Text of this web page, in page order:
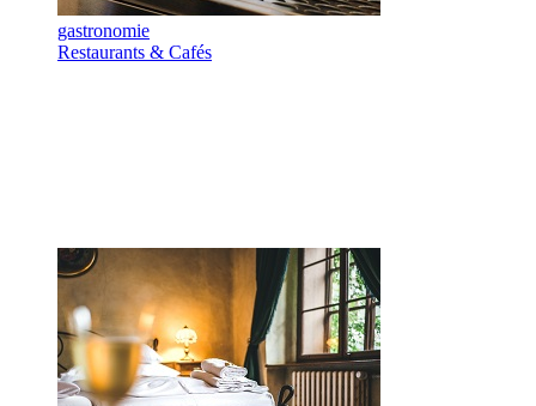
gastronomie
Restaurants & Cafés